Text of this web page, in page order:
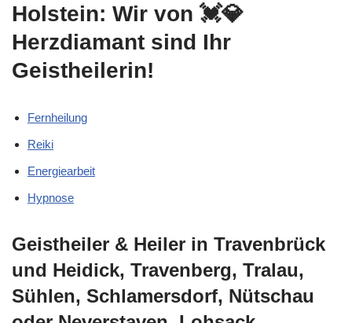
Holstein: Wir von 💓️💎
Herzdiamant sind Ihr
Geistheilerin!
Fernheilung
Reiki
Energiearbeit
Hypnose
Geistheiler & Heiler in Travenbrück
und Heidick, Travenberg, Tralau,
Sühlen, Schlamersdorf, Nütschau